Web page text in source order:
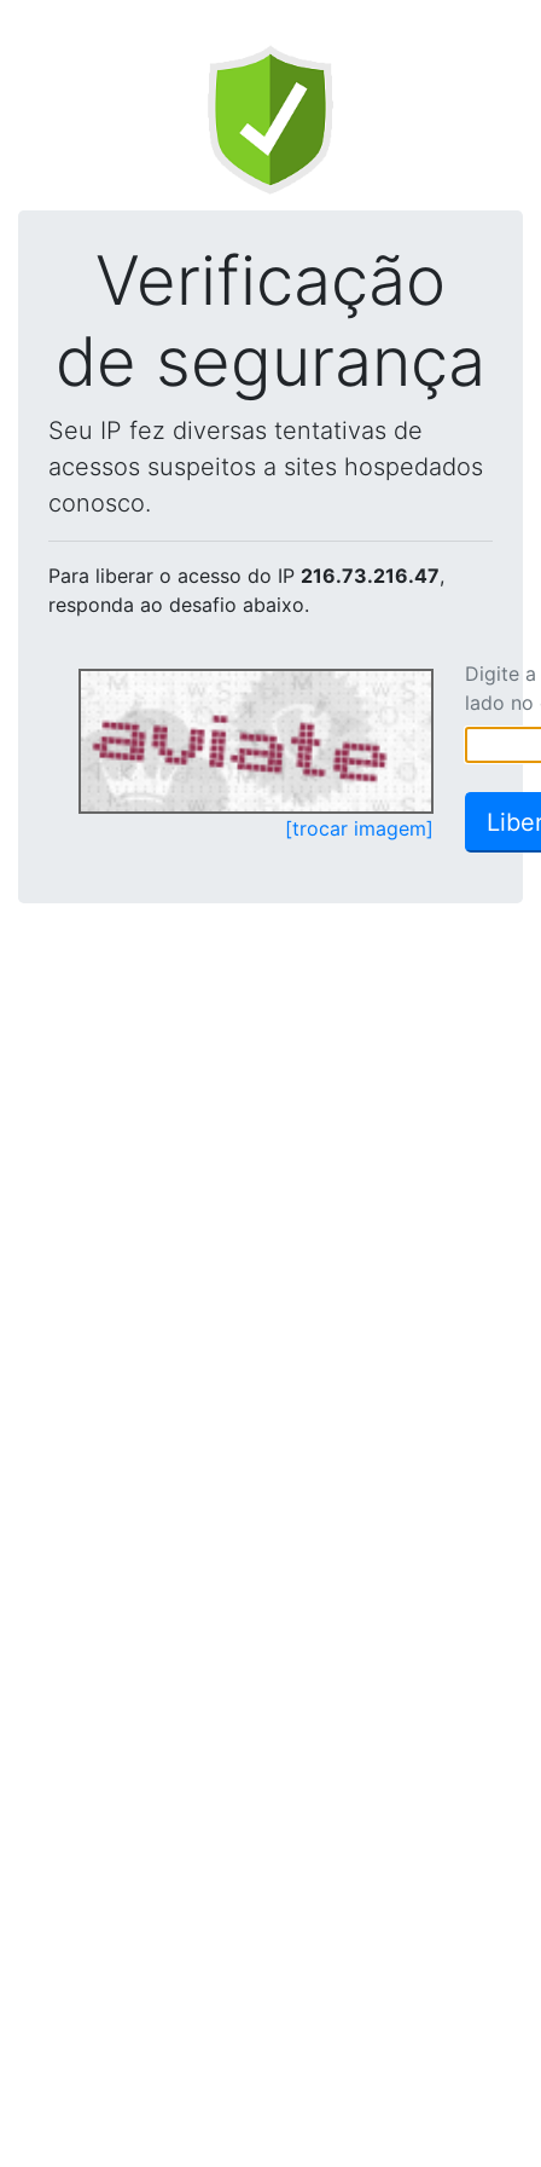
Verificação
de segurança
Seu IP fez diversas tentativas de
acessos suspeitos a sites hospedados
conosco.
Para liberar o acesso do IP 216.73.216.47,
responda ao desafio abaixo.
[trocar imagem]
Digite
lado no